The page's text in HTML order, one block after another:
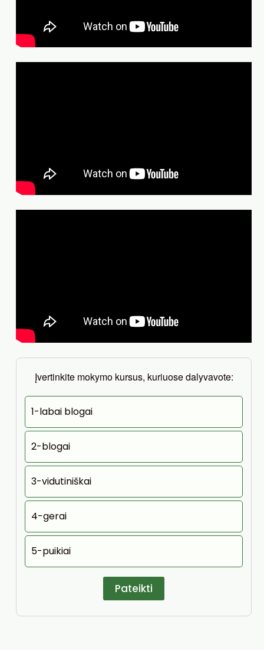
Įvertinkite mokymo kursus, kuriuose dalyvavote:
1-labai blogai
2-blogai
3-vidutiniškai
4-gerai
5-puikiai